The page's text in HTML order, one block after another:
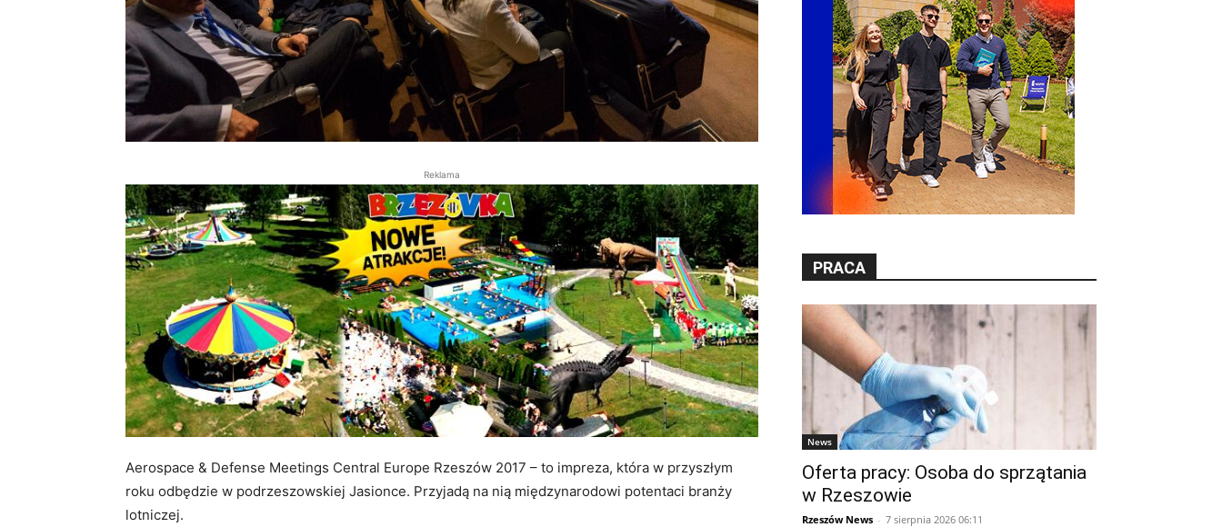
Reklama
Aerospace & Defense Meetings Central Europe Rzeszów 2017 – to impreza, która w przyszłym
roku odbędzie w podrzeszowskiej Jasionce. Przyjadą na nią międzynarodowi potentaci branży
lotniczej.
PRACA
News
Oferta pracy: Osoba do sprzątania
w Rzeszowie
Rzeszów News - 7 sierpnia 2026 06:11